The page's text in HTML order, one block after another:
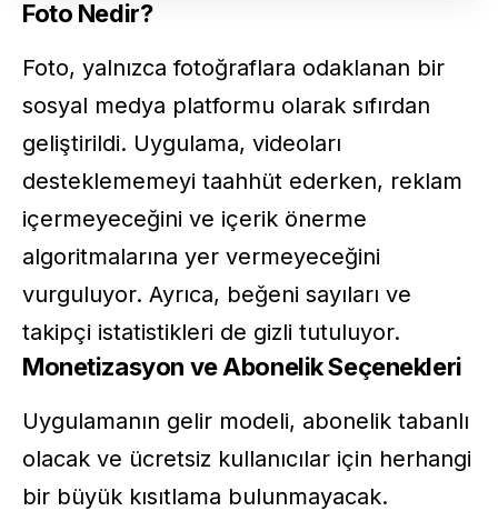
Foto Nedir?
Foto, yalnızca fotoğraflara odaklanan bir
sosyal medya platformu olarak sıfırdan
geliştirildi. Uygulama, videoları
desteklememeyi taahhüt ederken, reklam
içermeyeceğini ve içerik önerme
algoritmalarına yer vermeyeceğini
vurguluyor. Ayrıca, beğeni sayıları ve
takipçi istatistikleri de gizli tutuluyor.
Monetizasyon ve Abonelik Seçenekleri
Uygulamanın gelir modeli, abonelik tabanlı
olacak ve ücretsiz kullanıcılar için herhangi
bir büyük kısıtlama bulunmayacak.